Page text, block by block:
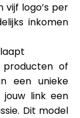
vijf logo’s per
inkomen
of
een unieke
jouw link een
Dit model